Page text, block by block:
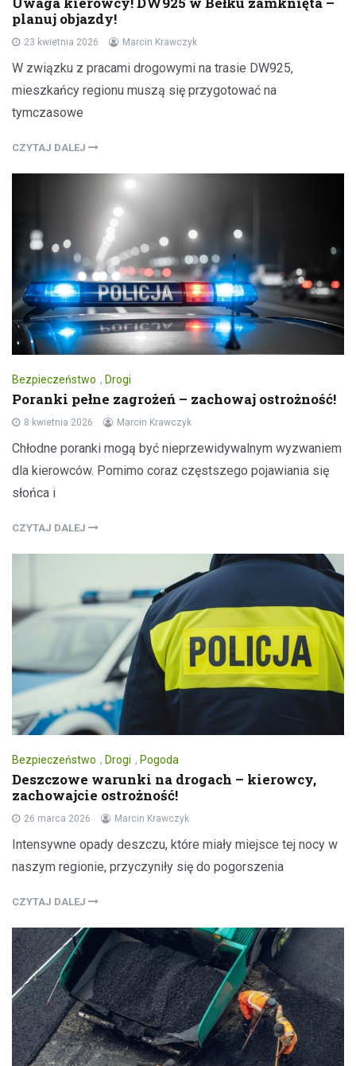
planuj objazdy!
23 kwietnia 2026 Marcin Krawczyk
W związku z pracami drogowymi na trasie DW925,
mieszkańcy regionu muszą się przygotować na
tymczasowe
CZYTAJ DALEJ
Bezpieczeństwo , Drogi
Poranki pełne zagrożeń – zachowaj ostrożność!
8 kwietnia 2026 Marcin Krawczyk
Chłodne poranki mogą być nieprzewidywalnym wyzwaniem
dla kierowców. Pomimo coraz częstszego pojawiania się
słońca i
CZYTAJ DALEJ
Bezpieczeństwo , Drogi , Pogoda
Deszczowe warunki na drogach – kierowcy,
zachowajcie ostrożność!
26 marca 2026 Marcin Krawczyk
Intensywne opady deszczu, które miały miejsce tej nocy w
naszym regionie, przyczyniły się do pogorszenia
CZYTAJ DALEJ